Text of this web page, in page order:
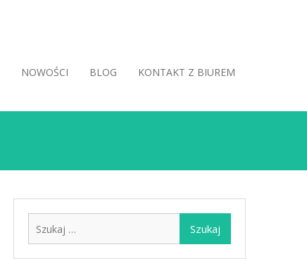
NOWOŚCI BLOG KONTAKT Z BIUREM